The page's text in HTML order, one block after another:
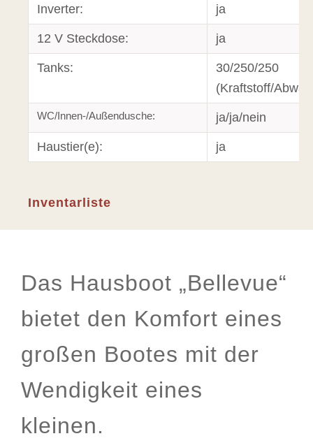
Inverter: ja
12 V Steckdose: ja
Tanks:
30/250/250
(Kraftstoff/
WC/Innen-/Außendusche: ja/ja/nein
Haustier(e): ja
Inventarliste
Das Hausboot „Bellevue“
bietet den Komfort eines
großen Bootes mit der
Wendigkeit eines
kleinen.